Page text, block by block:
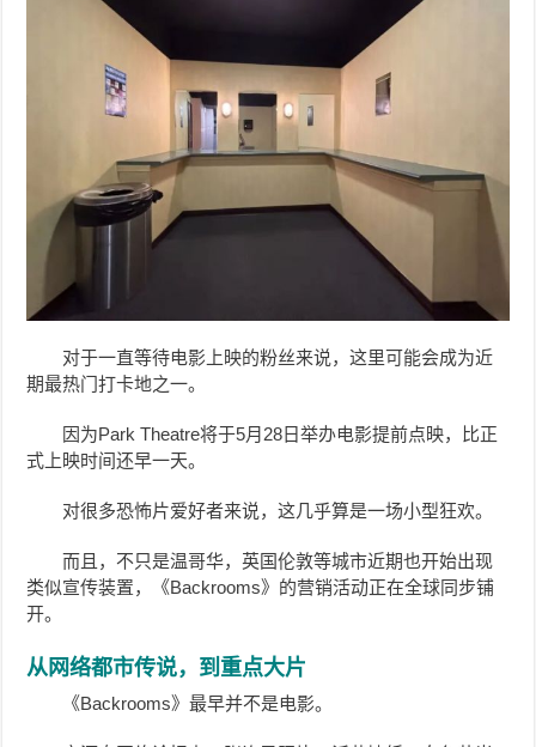
对于一直等待电影上映的粉丝来说，这里可能会成为近
期最热门打卡地之一。
因为Park Theatre将于5月28日举办电影提前点映，比正
式上映时间还早一天。
对很多恐怖片爱好者来说，这几乎算是一场小型狂欢。
而且，不只是温哥华，英国伦敦等城市近期也开始出现
类似宣传装置，《Backrooms》的营销活动正在全球同步铺
开。
从网络都市传说，到重点大片
《Backrooms》最早并不是电影。